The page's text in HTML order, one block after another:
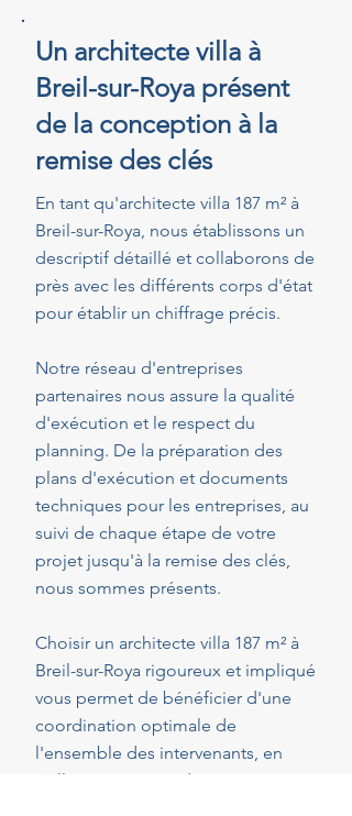
Un architecte villa à
Breil-sur-Roya présent
de la conception à la
remise des clés
En tant qu'architecte villa 187 m² à
Breil-sur-Roya, nous établissons un
descriptif détaillé et collaborons de
près avec les différents corps d'état
pour établir un chiffrage précis.
Notre réseau d'entreprises
partenaires nous assure la qualité
d'exécution et le respect du
planning. De la préparation des
plans d'exécution et documents
techniques pour les entreprises, au
suivi de chaque étape de votre
projet jusqu'à la remise des clés,
nous sommes présents.
Choisir un architecte villa 187 m² à
Breil-sur-Roya rigoureux et impliqué
vous permet de bénéficier d'une
coordination optimale de
l'ensemble des intervenants, en
veillant au respect de vos attentes,